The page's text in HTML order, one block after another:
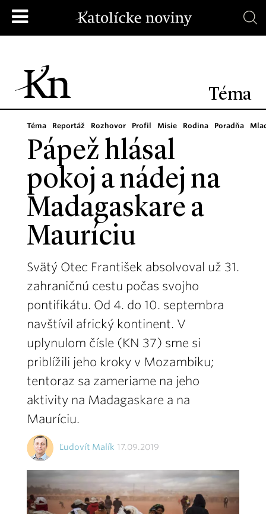
Téma
Téma Reportáž Rozhovor Profil Misie Rodina Poradňa
Pápež hlásal
pokoj a nádej na
Madagaskare a
Mauríciu
Svätý Otec František absolvoval už 31.
zahraničnú cestu počas svojho
pontifikátu. Od 4. do 10. septembra
navštívil africký kontinent. V
uplynulom čísle (KN 37) sme si
priblížili jeho kroky v Mozambiku;
tentoraz sa zameriame na jeho
aktivity na Madagaskare a na
Mauríciu.
Ľudovít Malík 17.09.2019